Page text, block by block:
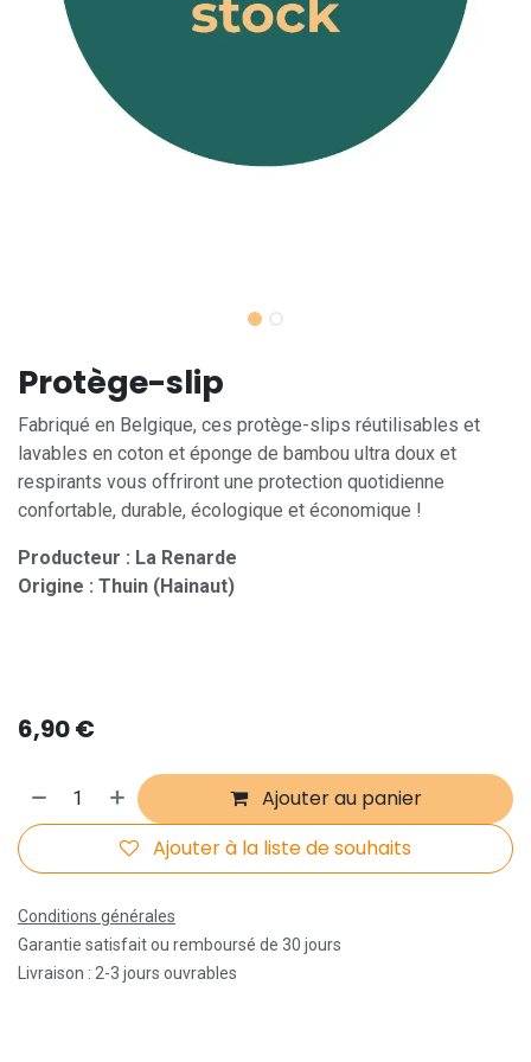
Protège-slip
Fabriqué en Belgique, ces protège-slips réutilisables et
lavables en coton et éponge de bambou ultra doux et
respirants vous offriront une protection quotidienne
confortable, durable, écologique et économique !
Producteur : La Renarde
Origine : Thuin (Hainaut)
6,90€
Ajouter au panier
Ajouter à la liste de souhaits
Conditions générales
Garantie satisfait ou remboursé de 30 jours
Livraison : 2-3 jours ouvrables